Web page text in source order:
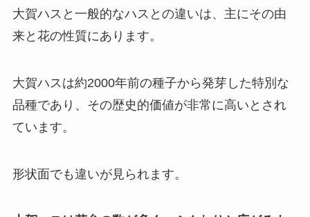
大賀ハスと一般的なハスとの違いは、主にその由
来と花の性質にあります。
大賀ハスは約2000年前の種子から発芽した特別な
品種であり、その歴史的価値が非常に高いとされ
ています。
形状面でも違いが見られます。